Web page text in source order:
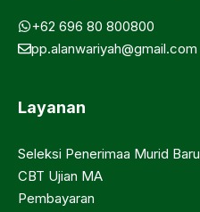
+62 696 80 800800
pp.alanwariyah@gmail.com
Layanan
Seleksi Penerimaa Murid Baru
CBT Ujian MA
Pembayaran